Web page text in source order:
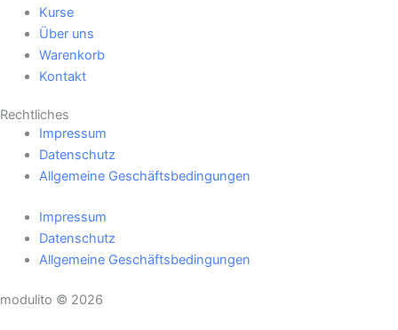
Kurse
Über uns
Warenkorb
Kontakt
Rechtliches
Impressum
Datenschutz
Allgemeine Geschäftsbedingungen
Impressum
Datenschutz
Allgemeine Geschäftsbedingungen
modulito © 2026